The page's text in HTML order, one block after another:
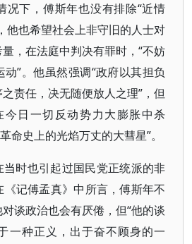
况下，傅斯年也没有排除“近情
他也希望社会上非守旧的人士对
，在法庭中判决有罪时，“不妨
”。他虽然强调“政府以其担负
责任，决无随便放人之理”，但
今日一切反动势力大膨胀中杀
命史上的光焰万丈的大彗星”。
时也引起过国民党正统派的非
记傅孟真》中所言，傅斯年不
谈政治也会有厌倦，但“他的谈
一种正义，出于奋不顾身的一